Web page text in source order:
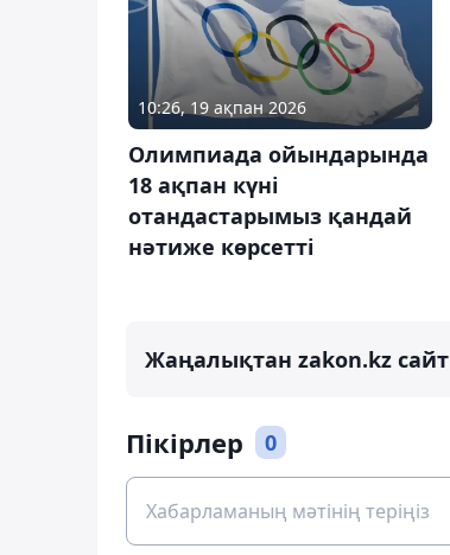
10:26, 19 ақпан 2026
Олимпиада ойындарында
18 ақпан күні
отандастарымыз қандай
нәтиже көрсетті
Жаңалықтан zakon.kz
Пікірлер 0